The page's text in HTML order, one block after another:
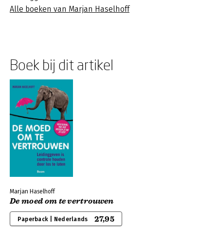
Alle boeken van Marjan Haselhoff
Boek bij dit artikel
Marjan Haselhoff
De moed om te vertrouwen
Paperback | Nederlands 27,95